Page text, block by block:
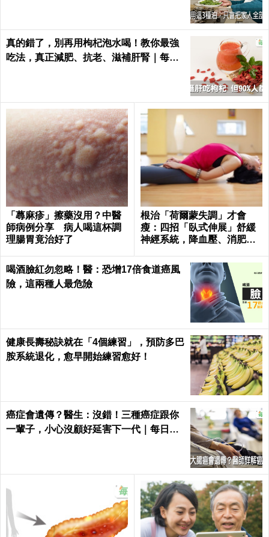
真的錯了，別再用枸杞泡水喝！教你最強
吃法，真正減肥、抗老、滋補肝腎｜每日
「蕁麻疹」擦藥沒用？中醫
師病例分享 病人喝這杯調
理腸胃竟治好了
根治「荷爾蒙失調」才會
瘦：四招「臥式伸展」舒緩
神經系統，降血壓、消肥胖
喝酒臉紅勿忽略！醫：恐增17倍食道癌風
險，這兩種人最危險
健康長壽秘訣就在「4個練習」，預防多巴
胺系統退化，愈早開始練習愈好！
癌症會遺傳？醫生：沒錯！三種癌症跟你
一輩子，小心沒顧好延害下一代｜每日健